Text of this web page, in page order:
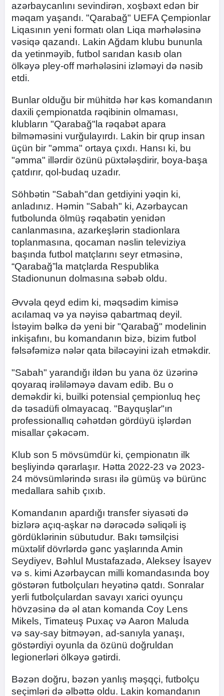
azərbaycanlını sevindirən, xoşbəxt edən bir
məqam yaşandı. "Qarabağ" UEFA Çempionlar
Liqasının yeni formatı olan Liqa mərhələsinə
vəsiqə qazandı. Lakin Ağdam klubu bununla
da yetinməyib, futbol sarıdan kasıb olan
ölkəyə pley-off mərhələsini izləməyi də nəsib
etdi.
Bunlar olduğu bir mühitdə hər kəs komandanın
daxili çempionatda rəqibinin olmaması,
klubların "Qarabağ"la rəqabət apara
bilməməsini vurğulayırdı. Lakin bir qrup insan
üçün bir "əmma" ortaya çıxdı. Hansı ki, bu
"əmma" illərdir özünü püxtələşdirir, boya-başa
çatdırır, qol-budaq uzadır.
Söhbətin "Sabah"dan getdiyini yəqin ki,
anladınız. Həmin "Sabah" ki, Azərbaycan
futbolunda ölmüş rəqabətin yenidən
canlanmasına, azarkeşlərin stadionlara
toplanmasına, qocaman nəslin televiziya
başında futbol matçlarını seyr etməsinə,
“Qarabağ”la matçlarda Respublika
Stadionunun dolmasına səbəb oldu.
Əvvəla qeyd edim ki, məqsədim kimisə
acılamaq və ya nəyisə qabartmaq deyil.
İstəyim bəlkə də yeni bir "Qarabağ" modelinin
inkişafını, bu komandanın bizə, bizim futbol
fəlsəfəmizə nələr qata biləcəyini izah etməkdir.
"Sabah" yarandığı ildən bu yana öz üzərinə
qoyaraq irəliləməyə davam edib. Bu o
deməkdir ki, builki potensial çempionluq heç
də təsadüfi olmayacaq. "Bayquşlar"ın
professionallıq cəhətdən gördüyü işlərdən
misallar çəkəcəm.
Klub son 5 mövsümdür ki, çempionatın ilk
beşliyində qərarlaşır. Hətta 2022-23 və 2023-
24 mövsümlərində sırası ilə gümüş və bürünc
medallara sahib çıxıb.
Komandanın apardığı transfer siyasəti də
bizlərə açıq-aşkar nə dərəcədə səliqəli iş
gördüklərinin sübutudur. Bakı təmsilçisi
müxtəlif dövrlərdə gənc yaşlarında Amin
Seydiyev, Bəhlul Mustafazadə, Aleksey İsayev
və s. kimi Azərbaycan milli komandasında boy
göstərən futbolçuları heyətinə qatdı. Sonralar
yerli futbolçulardan savayı xarici oyunçu
hövzəsinə də əl atan komanda Coy Lens
Mikels, Timateuş Puxaç və Aaron Maluda
və say-say bitməyən, ad-sanıyla yanaşı,
göstərdiyi oyunla da özünü doğruldan
legionerləri ölkəyə gətirdi.
Bəzən doğru, bəzən yanlış məşqçi, futbolçu
seçimləri də əlbəttə oldu. Lakin komandanın